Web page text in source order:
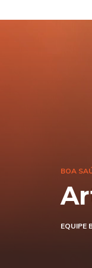
BOA
EQUIPE